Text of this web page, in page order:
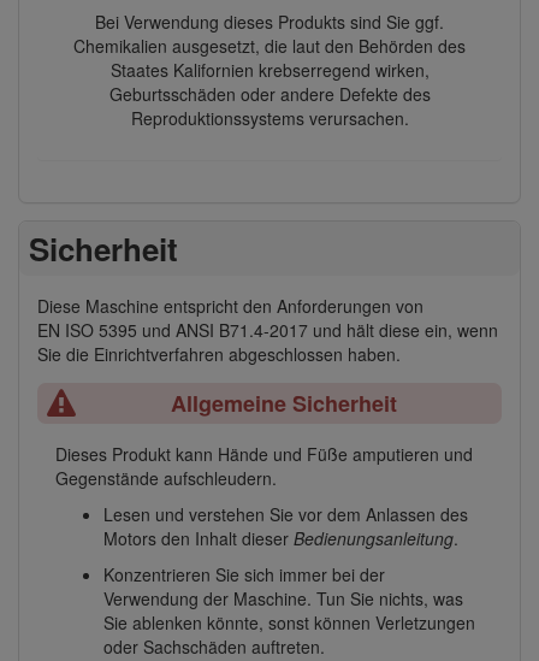
Bei Verwendung dieses Produkts sind Sie ggf.
Chemikalien ausgesetzt, die laut den Behörden des
Staates Kalifornien krebserregend wirken,
Geburtsschäden oder andere Defekte des
Reproduktionssystems verursachen.
Sicherheit
Diese Maschine entspricht den Anforderungen von
EN ISO 5395 und ANSI B71.4-2017 und hält diese ein, wenn
Sie die Einrichtverfahren abgeschlossen haben.
Allgemeine Sicherheit
Dieses Produkt kann Hände und Füße amputieren und
Gegenstände aufschleudern.
Lesen und verstehen Sie vor dem Anlassen des
Motors den Inhalt dieser Bedienungsanleitung.
Konzentrieren Sie sich immer bei der
Verwendung der Maschine. Tun Sie nichts, was
Sie ablenken könnte, sonst können Verletzungen
oder Sachschäden auftreten.